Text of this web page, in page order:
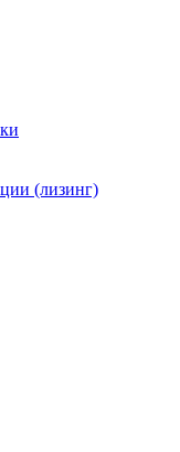
(лизинг)